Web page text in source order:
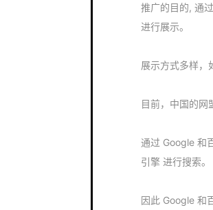
推广的目的, 通
进行展示。
展示方式多样，
目前，中国的网
通过 Google 和
引擎 进行搜索。
因此 Google 和